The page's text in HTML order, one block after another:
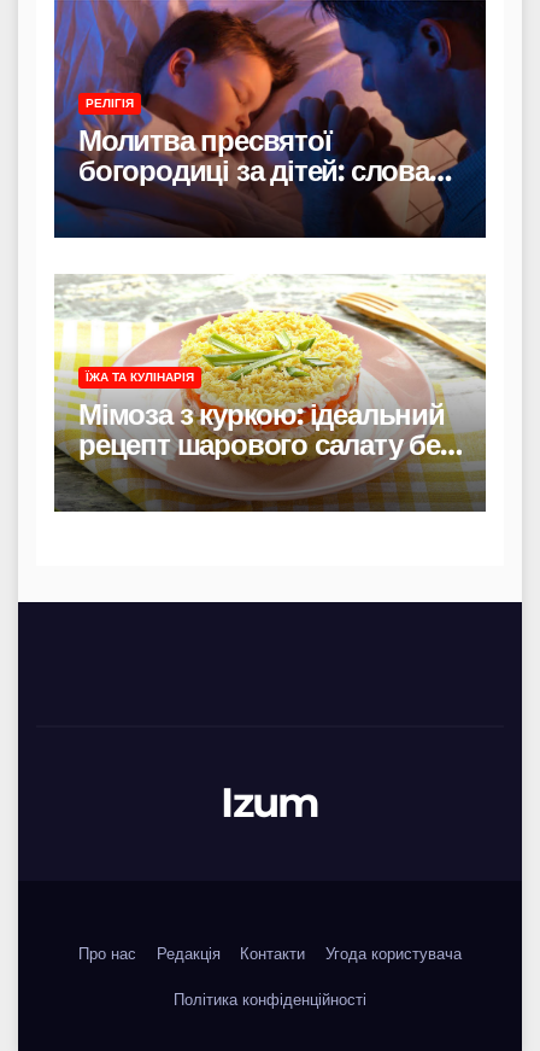
РЕЛІГІЯ
Молитва пресвятої
богородиці за дітей: слова
захисту і материнського
тепла
ЇЖА ТА КУЛІНАРІЯ
Мімоза з куркою: ідеальний
рецепт шарового салату без
риби
Izum
Про нас Редакція Контакти Угода користувача
Політика конфіденційності